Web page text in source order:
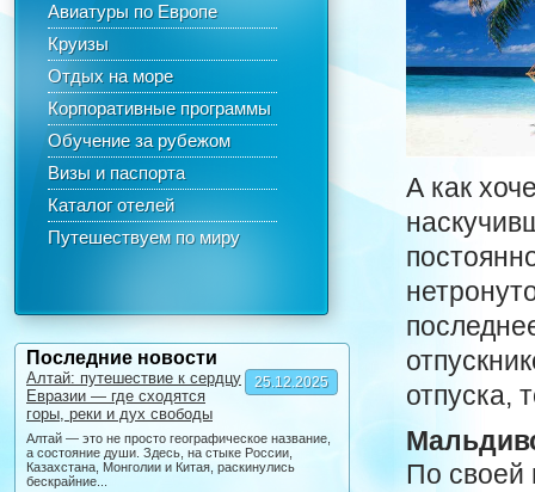
Авиатуры по Европе
Круизы
Отдых на море
Корпоративные программы
Обучение за рубежом
Визы и паспорта
Каталог отелей
Путешествуем по миру
Последние новости
25.12.2025
Алтай: путешествие к сердцу
Евразии — где сходятся
горы, реки и дух свободы
Алтай — это не просто географическое название,
а состояние души. Здесь, на стыке России,
Казахстана, Монголии и Китая, раскинулись
бескрайние...
А как
отпуска,
По своей